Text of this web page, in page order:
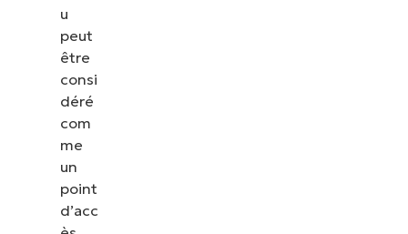
u
peut
être
consi
déré
com
me
un
point
d’acc